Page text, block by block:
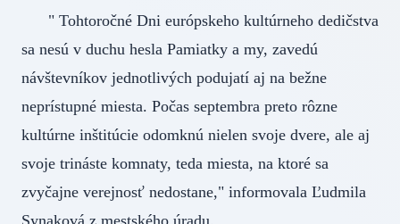
" Tohtoročné Dni európskeho kultúrneho dedičstva
sa nesú v duchu hesla Pamiatky a my, zavedú
návštevníkov jednotlivých podujatí aj na bežne
neprístupné miesta. Počas septembra preto rôzne
kultúrne inštitúcie odomknú nielen svoje dvere, ale aj
svoje trináste komnaty, teda miesta, na ktoré sa
zvyčajne verejnosť nedostane," informovala Ľudmila